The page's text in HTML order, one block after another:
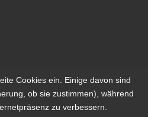
Cookies ein. Einige davon sind
ob sie zustimmen), während
zu verbessern.